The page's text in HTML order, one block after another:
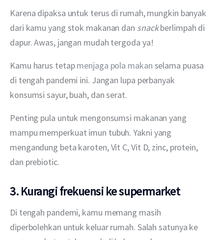
Karena dipaksa untuk terus di rumah, mungkin banyak
dari kamu yang stok makanan dan snack berlimpah di
dapur. Awas, jangan mudah tergoda ya!
Kamu harus tetap menjaga pola makan selama puasa
di tengah pandemi ini. Jangan lupa perbanyak
konsumsi sayur, buah, dan serat.
Penting pula untuk mengonsumsi makanan yang
mampu memperkuat imun tubuh. Yakni yang
mengandung beta karoten, Vit C, Vit D, zinc, protein,
dan prebiotic.
3. Kurangi frekuensi ke supermarket
Di tengah pandemi, kamu memang masih
diperbolehkan untuk keluar rumah. Salah satunya ke